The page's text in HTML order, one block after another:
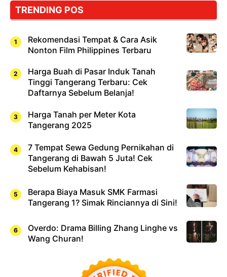
TRENDING POS
Rekomendasi Tempat & Cara Asik
Nonton Film Philippines Terbaru
Harga Buah di Pasar Induk Tanah
Tinggi Tangerang Terbaru: Cek
Daftarnya Sebelum Belanja!
Harga Tanah per Meter Kota
Tangerang 2025
7 Tempat Sewa Gedung Pernikahan di
Tangerang di Bawah 5 Juta! Cek
Sebelum Kehabisan!
Berapa Biaya Masuk SMK Farmasi
Tangerang 1? Simak Rinciannya di Sini!
Overdo: Drama Billing Zhang Linghe vs
Wang Churan!